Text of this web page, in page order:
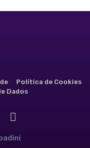
Política de Cookies
Dados